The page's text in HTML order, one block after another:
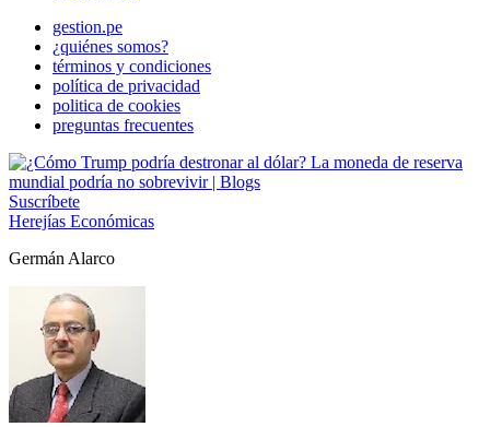
gestion.pe
¿quiénes somos?
términos y condiciones
política de privacidad
politica de cookies
preguntas frecuentes
Suscríbete
Herejías Económicas
Germán Alarco